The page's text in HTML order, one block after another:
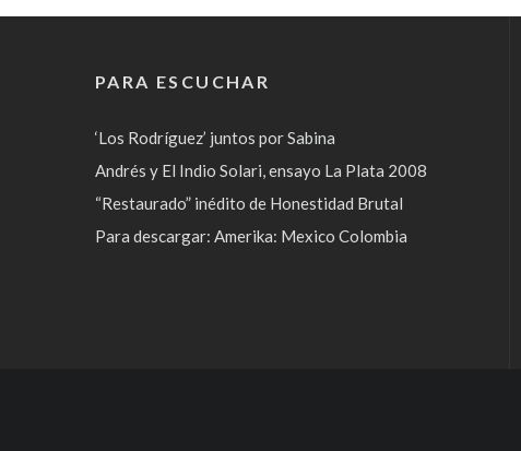
PARA ESCUCHAR
‘Los Rodríguez’ juntos por Sabina
Andrés y El Indio Solari, ensayo La Plata 2008
“Restaurado” inédito de Honestidad Brutal
Para descargar: Amerika: Mexico Colombia